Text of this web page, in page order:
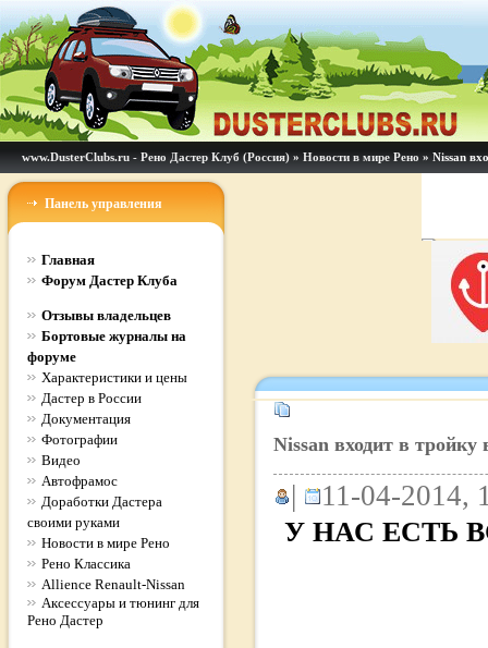
www.DusterClubs.ru - Рено Дастер Клуб (Россия) » Новости в мире Рено » Nissan
Панель управления
Главная
Форум Дастер Клуба
Отзывы владельцев
Бортовые журналы на
форуме
Характеристики и цены
Дастер в России
Документация
Фотографии
Видео
Автофрамос
Доработки Дастера
своими руками
Новости в мире Рено
Рено Классика
Allience Renault-Nissan
Аксессуары и тюнинг для
Рено Дастер
Nissan входит в тройку
| 11-04-2014,
У НАС ЕСТЬ